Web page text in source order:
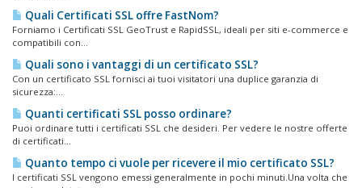
Quali Certificati SSL offre FastNom?
Forniamo i Certificati SSL GeoTrust e RapidSSL, ideali per siti e-commerce e
compatibili con...
Quali sono i vantaggi di un certificato SSL?
Con un certificato SSL fornisci ai tuoi visitatori una duplice garanzia di
sicurezza:...
Quanti certificati SSL posso ordinare?
Puoi ordinare tutti i certificati SSL che desideri. Per vedere le nostre offerte
di certificati...
Quanto tempo ci vuole per ricevere il mio certificato SSL?
I certificati SSL vengono emessi generalmente in pochi minuti.Una volta che